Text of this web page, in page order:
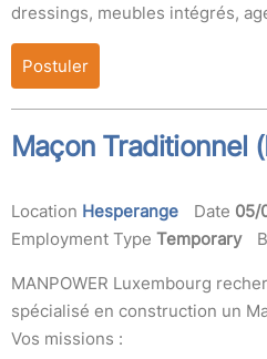
dressings, meubles intégrés,
Postuler
Maçon Traditionnel
Location Hesperange Date 05/
Employment Type Temporary
MANPOWER Luxembourg
spécialisé en construction un
Vos missions :